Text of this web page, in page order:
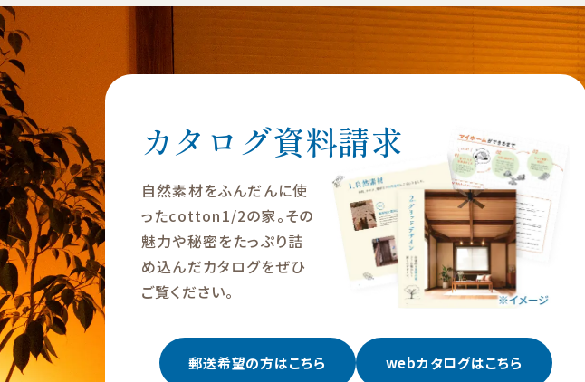
カタログ資料請求
自然素材をふんだんに使
ったcotton1/2の家。その
魅力や秘密をたっぷり詰
め込んだカタログをぜひ
ご覧ください。
郵送希望の方はこちら webカタログはこちら